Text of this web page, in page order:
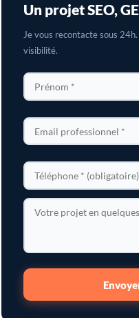
Un projet SEO,
Je vous recontacte sous
visibilité.